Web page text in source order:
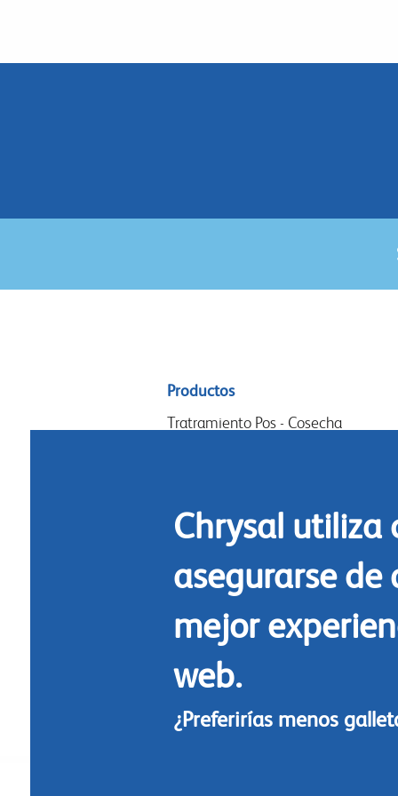
Sitemap
menu
Productos
Tratramiento Pos - Cosecha
Commidas florales
Chrysal utiliza
asegurarse
mejor
web.
¿Preferirías menos